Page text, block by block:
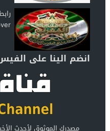
انضم الينا على
مصدرك الموثوق لأحدث